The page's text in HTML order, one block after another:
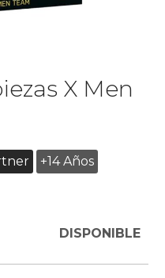
X Men
+14 Años
DISPONIBLE